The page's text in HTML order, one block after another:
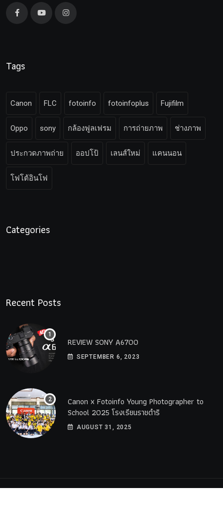
Tags
Canon FLC fotoinfo fotoinfoplus Fujifilm
Oppo sony กล้องฟูลเฟรม การถ่ายภาพ ช่างภาพ
ประกวดภาพถ่าย ออปโป้ เลนส์ใหม่ แคนนอน
โฟโต้อินโฟ
Categories
Recent Posts
REVIEW SONY A6700
SEPTEMBER 6, 2023
Canon x Fotoinfo​ Young​ Photographer to
School 2025 โรงเรียนราชดำริ
AUGUST 31, 2025